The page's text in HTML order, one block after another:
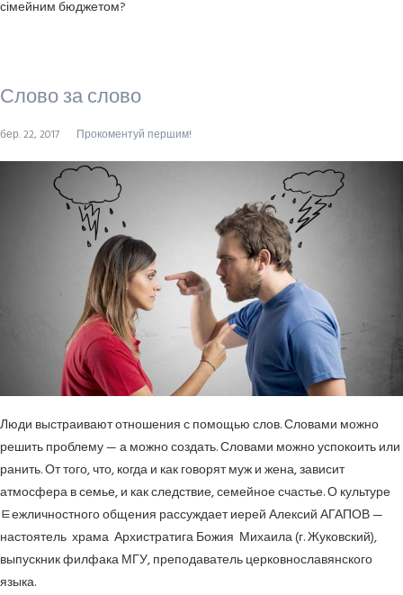
сімейним бюджетом?
Слово за слово
бер. 22, 2017 Прокоментуй першим!
Люди выстраивают отношения с помощью слов. Словами можно
решить проблему — а можно создать. Словами можно успокоить или
ранить. От того, что, когда и как говорят муж и жена, зависит
атмосфера в семье, и как следствие, семейное счастье. О культуре
ﾼежличностного общения рассуждает иерей Алексий АГАПОВ —
настоятель храма Архистратига Божия Михаила (г. Жуковский),
выпускник филфака МГУ, преподаватель церковнославянского
языка.